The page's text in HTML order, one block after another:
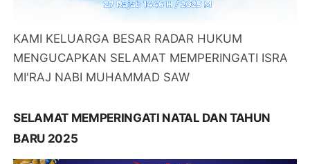
KAMI KELUARGA BESAR RADAR HUKUM
MENGUCAPKAN SELAMAT MEMPERINGATI ISRA
MI'RAJ NABI MUHAMMAD SAW
SELAMAT MEMPERINGATI NATAL DAN TAHUN
BARU 2025